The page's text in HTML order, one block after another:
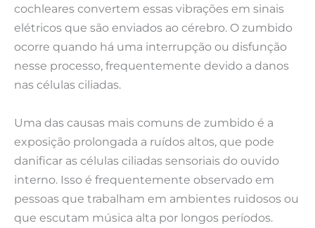
cochleares convertem essas vibrações em sinais
elétricos que são enviados ao cérebro. O zumbido
ocorre quando há uma interrupção ou disfunção
nesse processo, frequentemente devido a danos
nas células ciliadas.
Uma das causas mais comuns de zumbido é a
exposição prolongada a ruídos altos, que pode
danificar as células ciliadas sensoriais do ouvido
interno. Isso é frequentemente observado em
pessoas que trabalham em ambientes ruidosos ou
que escutam música alta por longos períodos.